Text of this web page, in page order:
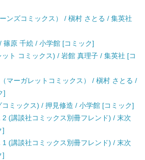
ンズコミックス） / 槇村 さとる / 集英社
篠原 千絵 / 小学館 [コミック]
ト コミックス) / 岩館 真理子 / 集英社 [コ
マーガレットコミックス） / 槇村 さとる /
]
ミックス) / 押見修造 / 小学館 [コミック]
(講談社コミックス別冊フレンド) / 末次
]
(講談社コミックス別冊フレンド) / 末次
]